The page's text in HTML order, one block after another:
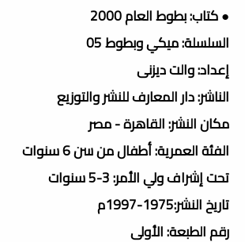
● كتاب: بطوط العام 2000
السلسلة: ميكي وبطوط 05
إعداد: والت ديزنى
الناشر: دار المعارف للنشر والتوزيع
مكان النشر: القاهرة - مصر
الفئة العمرية: أطفال من سن 6 سنوات
تحت إشراف ولي الأمر: 3-5 سنوات
تاريخ النشر:1975-1997م
رقم الطبعة: الأولى